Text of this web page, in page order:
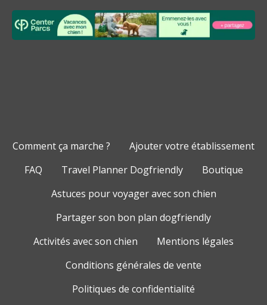
Comment ça marche ?
Ajouter votre établissement
FAQ
Travel Planner Dogfriendly
Boutique
Astuces pour voyager avec son chien
Partager son bon plan dogfriendly
Activités avec son chien
Mentions légales
Conditions générales de vente
Politiques de confidentialité